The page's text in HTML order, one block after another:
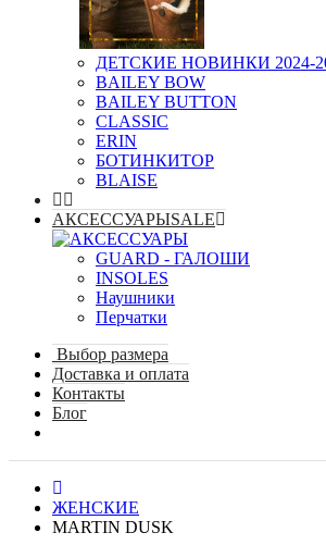
ДЕТСКИЕ НОВИНКИ 2024-
BAILEY BOW
BAILEY BUTTON
CLASSIC
ERIN
БОТИНКИTOP
BLAISE
АКСЕССУАРЫSALE
GUARD - ГАЛОШИ
INSOLES
Наушники
Перчатки
Выбор размера
Доставка и оплата
Контакты
Блог
ЖЕНСКИЕ
MARTIN DUSK